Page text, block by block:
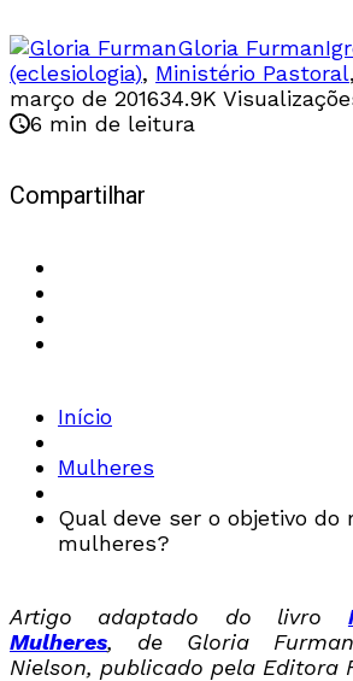
Gloria Furman
(eclesiologia), Ministério Pastoral,
março de 201634.9K
6 min de leitura
Compartilhar
Início
Mulheres
Qual deve ser o objetivo do
mulheres?
Artigo adaptado do livro
Mulheres, de Gloria
Nielson, publicado pela Editora